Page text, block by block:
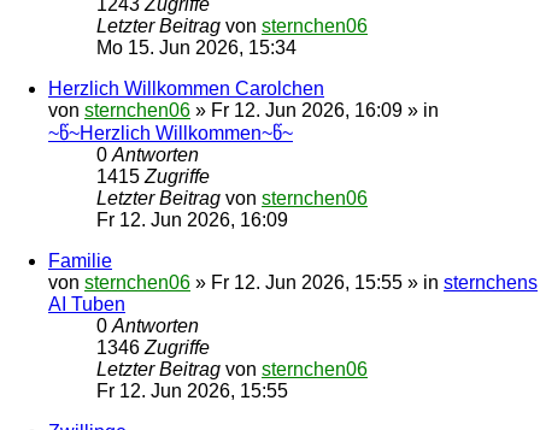
1243 Zugriffe
Letzter Beitrag von sternchen06
Mo 15. Jun 2026, 15:34
Herzlich Willkommen Carolchen
von sternchen06 » Fr 12. Jun 2026, 16:09 » in
~წ~Herzlich Willkommen~წ~
0 Antworten
1415 Zugriffe
Letzter Beitrag von sternchen06
Fr 12. Jun 2026, 16:09
Familie
von sternchen06 » Fr 12. Jun 2026, 15:55 » in sternchens
AI Tuben
0 Antworten
1346 Zugriffe
Letzter Beitrag von sternchen06
Fr 12. Jun 2026, 15:55